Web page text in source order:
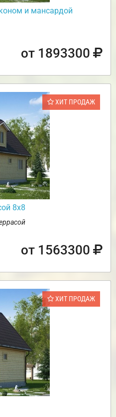
и мансардой
от 1893300
ХИТ ПРОДАЖ
8х8
от 1563300
ХИТ ПРОДАЖ